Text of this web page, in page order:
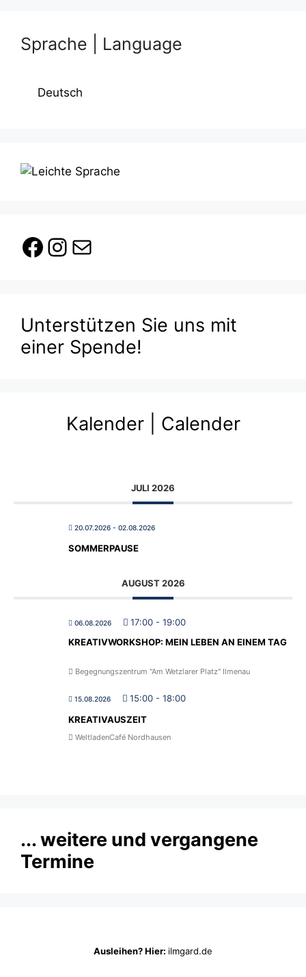
Sprache | Language
Deutsch
Facebook
Instagram
E-Mail
Unterstützen Sie uns mit
einer Spende!
Kalender | Calender
JULI 2026
20.07.2026 - 02.08.2026
SOMMERPAUSE
AUGUST 2026
06.08.2026 17:00 - 19:00
KREATIVWORKSHOP: MEIN LEBEN AN EINEM TAG
Begegnungszentrum "Am Wetzlarer Platz" Ilmenau
15.08.2026 15:00 - 18:00
KREATIVAUSZEIT
WeltladenCafé Nordhausen
... weitere und vergangene
Termine
Ausleihen? Hier: ilmgard.de